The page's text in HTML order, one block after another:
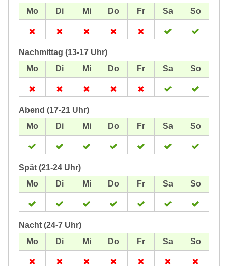
Nachmittag (13-17 Uhr)
Abend (17-21 Uhr)
Spät (21-24 Uhr)
Nacht (24-7 Uhr)